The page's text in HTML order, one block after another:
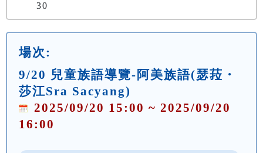
30
場次:
9/20 兒童族語導覽-阿美族語(瑟菈・
莎江Sra Sacyang)
2025/09/20 15:00 ~ 2025/09/20
16:00